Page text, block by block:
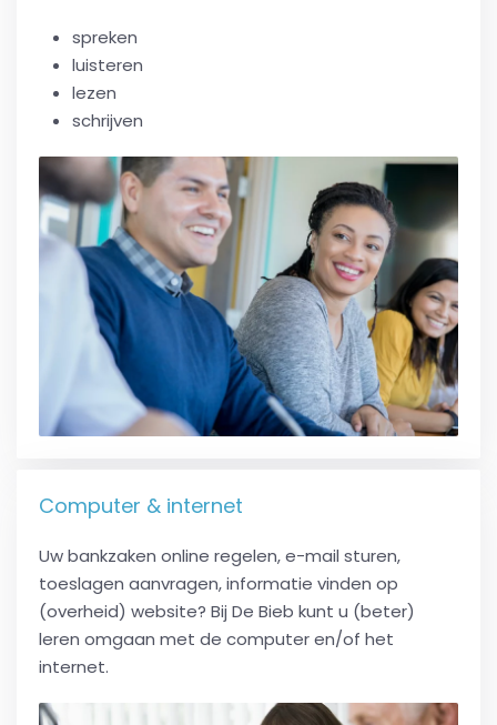
spreken
luisteren
lezen
schrijven
Computer & internet
Uw bankzaken online regelen, e-mail sturen,
toeslagen aanvragen, informatie vinden op
(overheid) website? Bij De Bieb kunt u (beter)
leren omgaan met de computer en/of het
internet.